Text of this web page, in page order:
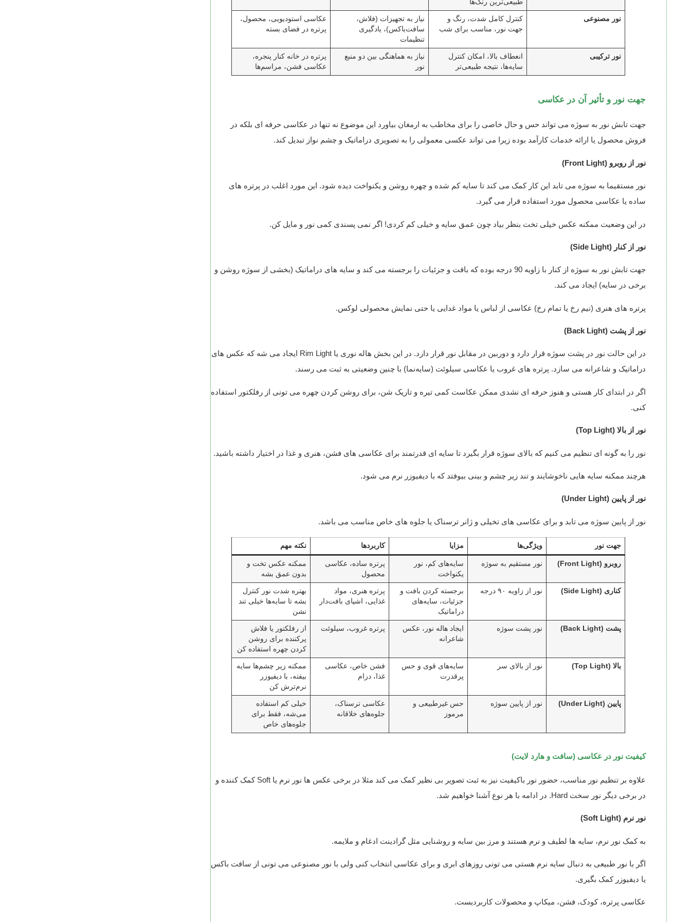
طبیعی‌ترین رنگ‌ها
نور مصنوعی
کنترل کامل شدت، رنگ و
جهت نور، مناسب برای شب
نیاز به تجهیزات (فلاش،
سافت‌باکس)، یادگیری
تنظیمات
عکاسی استودیویی، محصول،
پرتره در فضای بسته
نور ترکیبی
انعطاف بالا، امکان کنترل
سایه‌ها، نتیجه طبیعی‌تر
نیاز به هماهنگی بین دو منبع
نور
پرتره در خانه کنار پنجره،
عکاسی فشن، مراسم‌ها
جهت نور و تأثیر آن در عکاسی
جهت تابش نور به سوژه می تواند حس و حال خاصی را برای مخاطب به ارمغان بیاورد این موضوع نه تنها در عکاسی حرفه ای بلکه در
فروش محصول یا ارائه خدمات کارآمد بوده زیرا می تواند عکسی معمولی را به تصویری دراماتیک و چشم نواز تبدیل کند.
نور از روبرو (Front Light)
نور مستقیما به سوژه می تابد این کار کمک می کند تا سایه کم شده و چهره روشن و یکنواخت دیده شود. این مورد اغلب در پرتره های
ساده یا عکاسی محصول مورد استفاده قرار می گیرد.
در این وضعیت ممکنه عکس خیلی تخت بنظر بیاد چون عمق سایه و خیلی کم کردی! اگر نمی پسندی کمی نور و مایل کن.
نور از کنار (Side Light)
جهت تابش نور به سوژه از کنار با زاویه 90 درجه بوده که بافت و جزئیات را برجسته می کند و سایه های دراماتیک (بخشی از سوژه روشن و
برخی در سایه) ایجاد می کند.
پرتره های هنری (نیم رخ یا تمام رخ) عکاسی از لباس یا مواد غدایی یا حتی نمایش محصولی لوکس.
نور از پشت (Back Light)
در این حالت نور در پشت سوژه قرار دارد و دوربین در مقابل نور قرار دارد. در این بخش هاله نوری یا Rim Light ایجاد می شه که عکس های
دراماتیک و شاعرانه می سازد. پرتره های غروب یا عکاسی سیلوئت (سایه‌نما) با چنین وضعیتی به ثبت می رسند.
اگر در ابتدای کار هستی و هنوز حرفه ای نشدی ممکن عکاست کمی تیره و تاریک شن، برای روشن کردن چهره می تونی از رفلکتور استفاده
کنی.
نور از بالا (Top Light)
نور را به گونه ای تنظیم می کنیم که بالای سوژه قرار بگیرد تا سایه ای قدرتمند برای عکاسی های فشن، هنری و غذا در اختیار داشته باشید.
هرچند ممکنه سایه هایی ناخوشایند و تند زیر چشم و بینی بیوفتد که با دیفیوزر نرم می شود.
نور از پایین (Under Light)
نور از پایین سوژه می تابد و برای عکاسی های تخیلی و ژانر ترسناک یا جلوه های خاص مناسب می باشد.
جهت نور ویژگی‌ها مزایا کاربردها نکته مهم
روبرو (Front Light) نور مستقیم به سوژه
سایه‌های کم، نور
یکنواخت
پرتره ساده، عکاسی
محصول
ممکنه عکس تخت و
بدون عمق بشه
کناری (Side Light) نور از زاویه ۹۰ درجه
برجسته کردن بافت و
جزئیات، سایه‌های
دراماتیک
پرتره هنری، مواد
غذایی، اشیای بافت‌دار
بهتره شدت نور کنترل
بشه تا سایه‌ها خیلی تند
نشن
پشت (Back Light) نور پشت سوژه
ایجاد هاله نور، عکس
شاعرانه
پرتره غروب، سیلوئت
از رفلکتور یا فلاش
پرکننده برای روشن
کردن چهره استفاده کن
بالا (Top Light) نور از بالای سر
سایه‌های قوی و حس
پرقدرت
فشن خاص، عکاسی
غذا، درام
ممکنه زیر چشم‌ها سایه
بیفته، با دیفیوزر
نرم‌ترش کن
پایین (Under Light) نور از پایین سوژه
حس غیرطبیعی و
مرموز
عکاسی ترسناک،
جلوه‌های خلاقانه
خیلی کم استفاده
می‌شه، فقط برای
جلوه‌های خاص
کیفیت نور در عکاسی (سافت و هارد لایت)
علاوه بر تنظیم نور مناسب، حضور نور باکیفیت نیز به ثبت تصویر بی نظیر کمک می کند مثلا در برخی عکس ها نور نرم یا Soft کمک کننده و
در برخی دیگر نور سخت Hard. در ادامه با هر نوع آشنا خواهیم شد.
نور نرم (Soft Light)
به کمک نور نرم، سایه ها لطیف و نرم هستند و مرز بین سایه و روشنایی مثل گرادینت ادغام و ملایمه.
اگر با نور طبیعی به دنبال سایه نرم هستی می تونی روزهای ابری و برای عکاسی انتخاب کنی ولی با نور مصنوعی می تونی از سافت باکس
یا دیفیوزر کمک بگیری.
عکاسی پرتره، کودک، فشن، میکاپ و محصولات کاربردیست.